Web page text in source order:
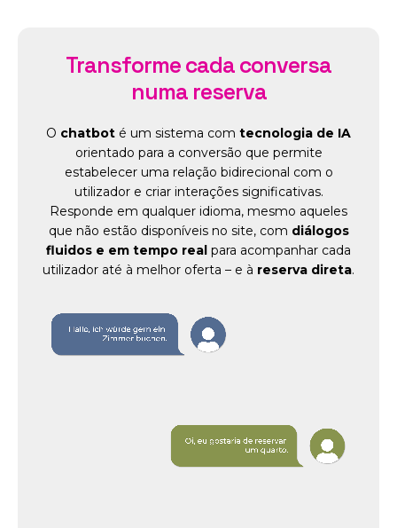
Transforme cada conversa
numa reserva
O chatbot é um sistema com tecnologia de IA
orientado para a conversão que permite
estabelecer uma relação bidirecional com o
utilizador e criar interações significativas.
Responde em qualquer idioma, mesmo aqueles
que não estão disponíveis no site, com diálogos
fluidos e em tempo real para acompanhar cada
utilizador até à melhor oferta – e à reserva direta.